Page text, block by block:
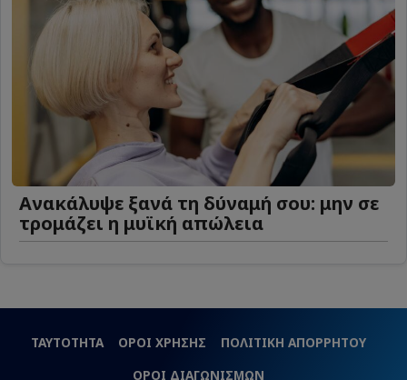
Ανακάλυψε ξανά τη δύναμή σου: μην σε
τρομάζει η μυϊκή απώλεια
ΤΑΥΤΟΤΗΤΑ ΟΡΟΙ ΧΡΗΣΗΣ
ΠΟΛΙΤΙΚΗ ΑΠΟΡΡΗΤΟΥ
ΟΡΟΙ ΔΙΑΓΩΝΙΣΜΩΝ